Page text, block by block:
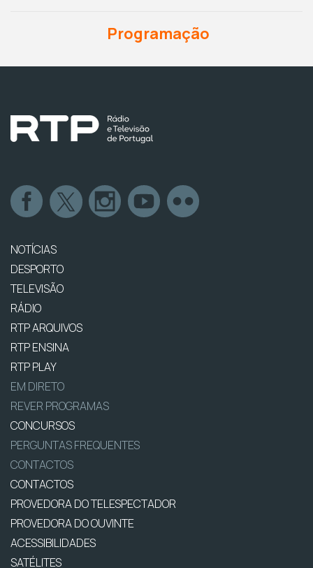
Programação
NOTÍCIAS
DESPORTO
TELEVISÃO
RÁDIO
RTP ARQUIVOS
RTP ENSINA
RTP PLAY
EM DIRETO
REVER PROGRAMAS
CONCURSOS
PERGUNTAS FREQUENTES
CONTACTOS
CONTACTOS
PROVEDORA DO TELESPECTADOR
PROVEDORA DO OUVINTE
ACESSIBILIDADES
SATÉLITES